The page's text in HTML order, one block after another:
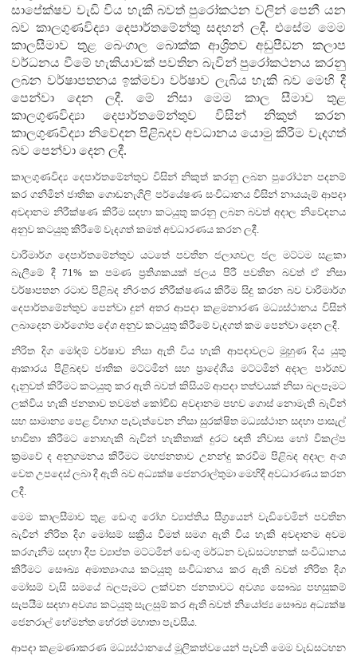
සාපේක්ෂව වැඩි විය හැකි බවත් පුරෝකථන වලින් පෙනී යන
බව කාලගුණවිද්‍යා දෙපාර්තමේන්තු සදහන් ලදී. එසේම මෙම
කාලසීමාව තුළ බෙංගාල බොක්ක ආශ්‍රිතව අඩුපීඩන කලාප
වර්ධනය වීමේ හැකියාවක් පවතින බැවින් පුරෝකථනය කරනු
ලබන වර්ෂාපතනය ඉක්මවා වර්ෂාව ලැබිය හැකි බව මෙහි දී
පෙන්වා දෙන ලදී. මේ නිසා මෙම කාල සීමාව තුළ
කාලගුණවිද්‍යා දෙපාර්තමේන්තුව විසින් නිකුත් කරන
කාලගුණවිද්‍යා නිවේදන පිළිබදව අවධානය යොමු කිරීම වැදගත්
බව පෙන්වා දෙන ලදී.
කාලගුණවිද්‍ය දෙපාර්තමේන්තුව විසින් නිකුත් කරනු ලබන පුරෝථන පදනම්
කර ගනිමින් ජාතික ගොඩනැගිලි පර්යේෂණ සංවිධානය විසින් නායයෑම් ආපදා
අවදානම නිරීක්ෂණ කිරීම සදහා කටයුතු කරනු ලබන බවත් අදාල නිවේදනය
අනුව කටයුතු කිරීමේ වැදගත් කමත් අවධාරණය කරන ලදී.
වාරිමාර්ග දෙපාර්තමේන්තුව යටතේ පවතින ජලාශවල ජල මට්ටම සළකා
බැලීමේ දී 71% ක පමණ ප්‍රතිශකයක් ජලය පිරී පවතින බවත් ඒ නිසා
වර්ෂාපතන රටාව පිළිබද නිරංතර නිරීක්ෂණය කිරීම සිදු කරන බව වාරිමාර්ග
දෙපාර්තමේන්තුව පෙන්වා දුන් අතර ආපදා කළමනාරණ මධ්‍යස්ථානය විසින්
ලබාදෙන මාර්ගෝප දේශ අනුව කටයුතු කිරීමේ වැදගත් කම පෙන්වා දෙන ලදී.
නිරිත දිග මෝදම් වර්ෂාව නිසා ඇති විය හැකි ආපදාවලට මුහුණ දිය යුතු
ආකාරය පිළිබඳව ජාතික මට්ටමින් සහ ප්‍රාදේශීය මට්ටමින් අදාල පාර්ශව
දැනුවත් කිරීමට කටයුතු කර ඇති බවත් කිසියම් ආපදා තත්වයක් නිසා බලපෑමට
ලක්විය හැකි ජනතාව තවමත් කෝවිඩ් අවදානම පහව ගොස් නොමැති බැවින්
සහ සාමාන්‍ය පෙළ විභාග පැවැත්වෙන නිසා සුරක්ෂිත මධ්‍යස්ථාන සදහා පාසැල්
භාවිතා කිරීමට නොහැකි බැවින් හැකිතාක් දුරට ඥාතී නිවාස හෝ විකල්ප
ක්‍රමවේ ද අනුගමනය කිරීමට මහජනතාව උනන්දු කරවීම පිළිබද අදාල අංශ
වෙත උපදෙස් ලබා දී ඇති බව අධ්‍යක්ෂ ජෙනරාල්තුමා මෙහිදී අවධාරණය කරන
ලදී.
මෙම කාලසීමාව තුළ ඩෙංගු රෝග ව්‍යාප්තිය සීග්‍රයෙන් වැඩිවෙමින් පවතින
බැවින් නිරිත දිග මෝසම් සක්‍රිය වීමත් සමග ඇති විය හැකි අවදානම අවම
කරගැනීම සදහා දීප ව්‍යාප්ත මට්ටමින් ඩෙංගු මර්ධන වැඩසටහනක් සංවිධානය
කිරීමට සෞඛ්‍ය අමාත්‍යාංශය කටයුතු සංවිධානය කර ඇති බවත් නිරිත දිග
මෝසම් වැසි සමයේ බලපෑමට ලක්වන ජනතාවට අවශ්‍ය සෞඛ්‍ය පහසුකම්
සැපයීම සදහා අවශ්‍ය කටයුතු සැලසුම් කර ඇති බවත් නියෝජ්‍ය සෞඛ්‍ය අධ්‍යක්ෂ
ජෙනරාල් හේමන්ත හේරත් මහාතා පැවසීය.
ආපදා කළමණාකරණ මධ්‍යස්ථානයේ මූලිකත්වයෙන් පැවති මෙම වැඩසටහන